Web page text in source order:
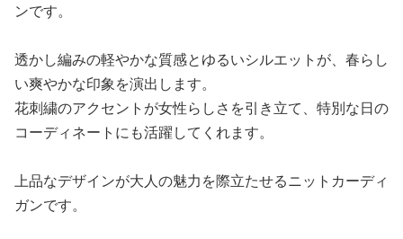
ンです。
透かし編みの軽やかな質感とゆるいシルエットが、春らし
い爽やかな印象を演出します。
花刺繍のアクセントが女性らしさを引き立て、特別な日の
コーディネートにも活躍してくれます。
上品なデザインが大人の魅力を際立たせるニットカーディ
ガンです。